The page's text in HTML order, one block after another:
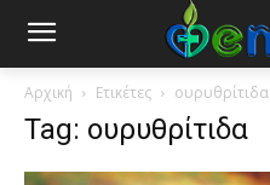
Αρχική Ετικέτες ουρυθρίτιδα
Tag: ουρυθρίτιδα